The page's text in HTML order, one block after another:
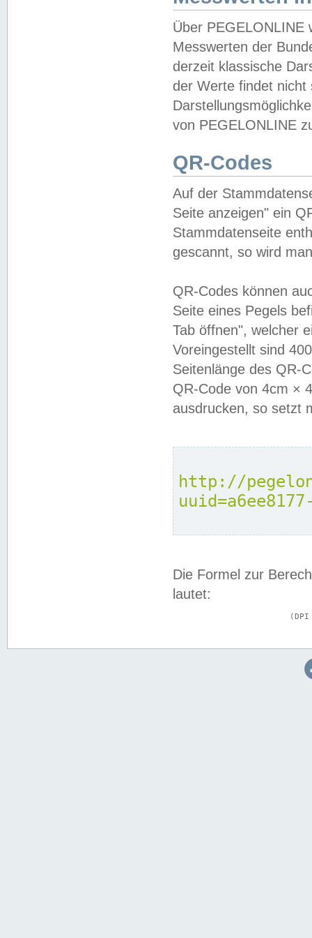
Über PEGELONLINE
Messwerten der
derzeit klassische
der Werte findet
von PEGELONLINE
QR-Codes
Auf der
Seite anzeigen" ein
Stammdatenseite
gescannt, so wird
QR-Codes können
Seite eines Pegels
Tab öffnen", welcher
Voreingestellt sind
Seitenlänge des QR-
QR-Code von 4cm ×
ausdrucken, so setzt
http://
Die Formel zur
lautet: